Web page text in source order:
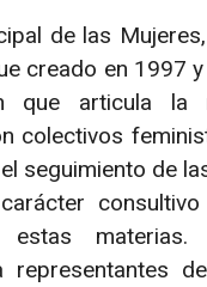
de las
creado en 1997
que articula la
colectivos
seguimiento de
estas materias.
representantes